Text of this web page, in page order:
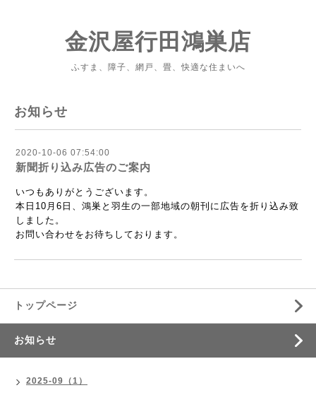
金沢屋行田鴻巣店
ふすま、障子、網戸、畳、快適な住まいへ
お知らせ
2020-10-06 07:54:00
新聞折り込み広告のご案内
いつもありがとうございます。
本日10月6日、鴻巣と羽生の一部地域の朝刊に広告を折り込み致
しました。
お問い合わせをお待ちしております。
トップページ
お知らせ
2025-09（1）